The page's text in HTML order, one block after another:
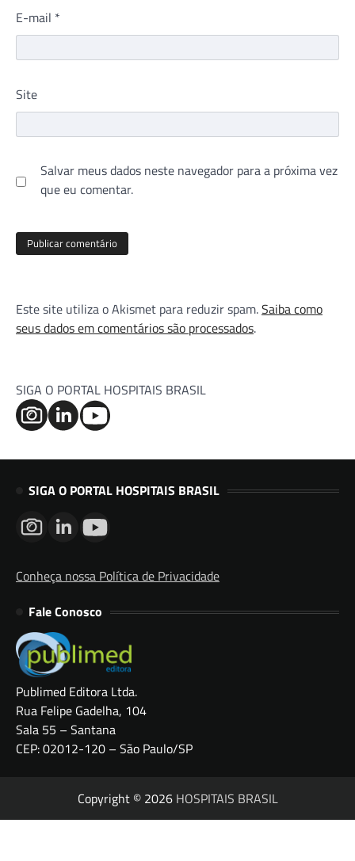
E-mail *
Site
Salvar meus dados neste navegador para a próxima vez
que eu comentar.
Este site utiliza o Akismet para reduzir spam.Saiba como
seus dados em comentários são processados.
SIGA O PORTAL HOSPITAIS BRASIL
SIGA O PORTAL HOSPITAIS BRASIL
Conheça nossa Política de Privacidade
Fale Conosco
Publimed Editora Ltda.
Rua Felipe Gadelha, 104
Sala 55 – Santana
CEP: 02012-120 – São Paulo/SP
Copyright © 2026 HOSPITAIS BRASIL